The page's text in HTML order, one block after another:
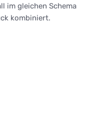
im gleichen Schema
kombiniert.